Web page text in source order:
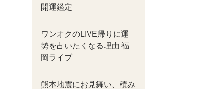
開運鑑定
ワンオクのLIVE帰りに運
勢を占いたくなる理由 福
岡ライブ
熊本地震にお見舞い、積み